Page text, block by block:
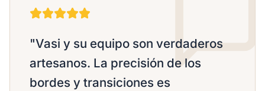
"Vasi y su equipo son verdaderos
artesanos. La precisión de los
bordes y transiciones es